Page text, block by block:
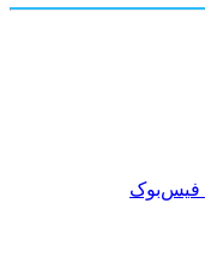
فیس‌بوک